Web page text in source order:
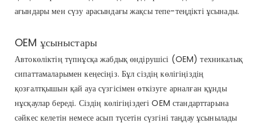
ағындары мен сүзу арасындағы жақсы тепе-теңдікті ұсынады.
OEM ұсыныстары
Автокөліктің түпнұсқа жабдық өндірушісі (OEM) техникалық
сипаттамаларымен кеңесіңіз. Бұл сіздің көлігіңіздің
қозғалтқышын қай ауа сүзгісімен өткізуге арналған құнды
нұсқаулар береді. Сіздің көлігіңіздегі OEM стандарттарына
сәйкес келетін немесе асып түсетін сүзгіні таңдау ұсынылады